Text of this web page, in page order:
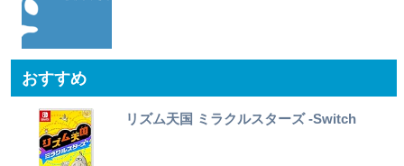
おすすめ
リズム天国 ミラクルスターズ -Switch